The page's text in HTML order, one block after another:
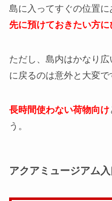
島に入ってすぐの位置に
先に預けておきたい方に
ただし、島内はかなり
に戻るのは意外と大変で
長時間使わない荷物向け
う。
アクアミュージアム入